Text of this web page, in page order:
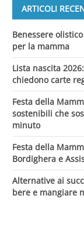
ARTICOLI
Benessere
per la mamma
Lista nascita
chiedono carte
Festa della
sostenibili che
minuto
Festa della
Bordighera e
Alternative ai
bere e mangiare